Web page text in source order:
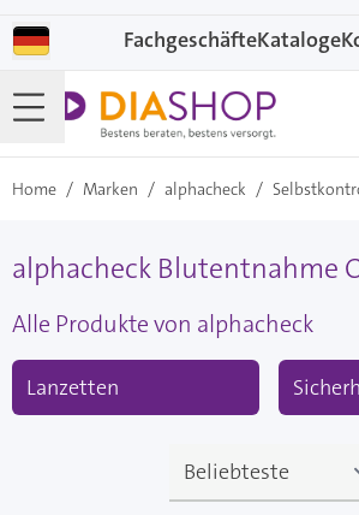
FachgeschäfteKataloge
Home / Marken / alphacheck /
alphacheck Blutentnahme
Alle Produkte von alphacheck
Lanzetten